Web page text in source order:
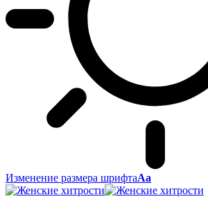
Изменение размера шрифтаАа